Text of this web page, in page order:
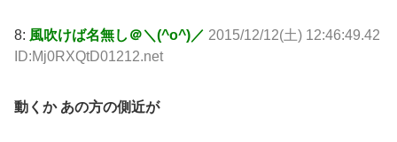
8: 風吹けば名無し＠＼(^o^)／ 2015/12/12(土) 12:46:49.42
ID:Mj0RXQtD01212.net
動くか あの方の側近が